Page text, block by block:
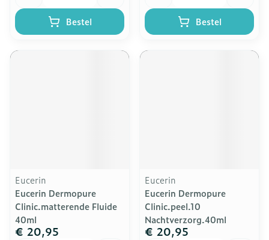
Bestel Bestel
Eucerin
Eucerin Dermopure
Clinic.matterende Fluide
40ml
€ 20,95
Eucerin
Eucerin Dermopure
Clinic.peel.10
Nachtverzorg.40ml
€ 20,95